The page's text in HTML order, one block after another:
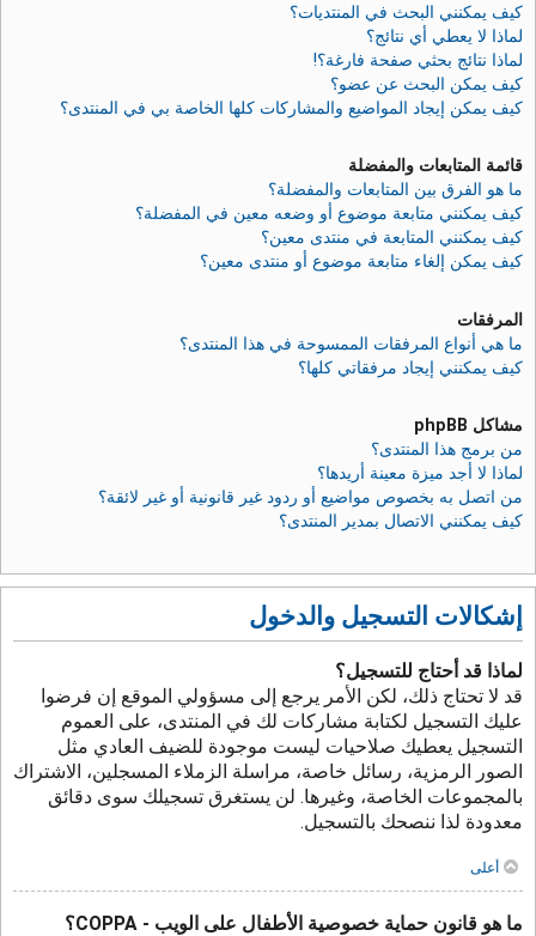
كيف يمكنني البحث في المنتديات؟
لماذا لا يعطي أي نتائج؟
لماذا نتائج بحثي صفحة فارغة؟!
كيف يمكن البحث عن عضو؟
كيف يمكن إيجاد المواضيع والمشاركات كلها الخاصة بي في المنتدى؟
قائمة المتابعات والمفضلة
ما هو الفرق بين المتابعات والمفضلة؟
كيف يمكنني متابعة موضوع أو وضعه معين في المفضلة؟
كيف يمكنني المتابعة في منتدى معين؟
كيف يمكن إلغاء متابعة موضوع أو منتدى معين؟
المرفقات
ما هي أنواع المرفقات الممسوحة في هذا المنتدى؟
كيف يمكنني إيجاد مرفقاتي كلها؟
مشاكل phpBB
من برمج هذا المنتدى؟
لماذا لا أجد ميزة معينة أريدها؟
من اتصل به بخصوص مواضيع أو ردود غير قانونية أو غير لائقة؟
كيف يمكنني الاتصال بمدير المنتدى؟
إشكالات التسجيل والدخول
لماذا قد أحتاج للتسجيل؟
قد لا تحتاج ذلك، لكن الأمر يرجع إلى مسؤولي الموقع إن فرضوا
عليك التسجيل لكتابة مشاركات لك في المنتدى، على العموم
التسجيل يعطيك صلاحيات ليست موجودة للضيف العادي مثل
الصور الرمزية، رسائل خاصة، مراسلة الزملاء المسجلين، الاشتراك
بالمجموعات الخاصة، وغيرها. لن يستغرق تسجيلك سوى دقائق
معدودة لذا ننصحك بالتسجيل.
أعلى
ما هو قانون حماية خصوصية الأطفال على الويب - COPPA؟